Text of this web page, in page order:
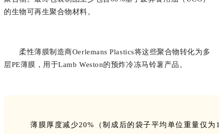
的生物可再生聚合物材料。
柔性薄膜制造商Oerlemans Plastics将这些聚合物转化为多
层PE薄膜，用于Lamb Weston的预炸冷冻马铃薯产品。
薄膜厚度减少20%（制成后的袋子平均单位重量仅为